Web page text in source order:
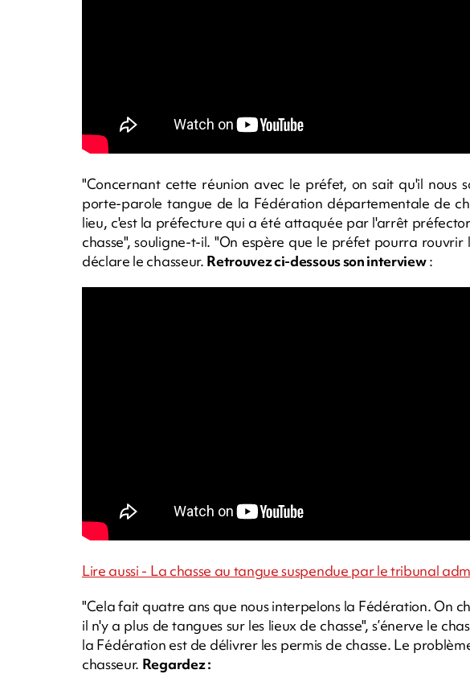
"Concernant cette réunion avec le préfet, on sait qu'il nous
porte-parole tangue de la Fédération départementale de
lieu, c'est la préfecture qui a été attaquée par l'arrêt
chasse", souligne-t-il. "On espère que le préfet pourra rouvrir
déclare le chasseur. Retrouvez ci-dessous son interview:
Lire aussi - La chasse au tangue suspendue par le tribunal
"Cela fait quatre ans que nous interpelons la Fédération. On
il n'y a plus de tangues sur les lieux de chasse", s’énerve le
la Fédération est de délivrer les permis de chasse. Le
chasseur. Regardez :